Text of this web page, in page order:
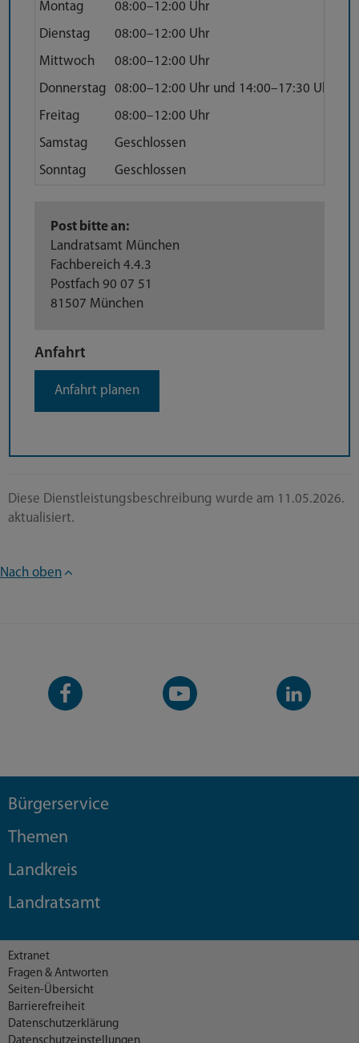
Montag
08:00–12:00 Uhr
Dienstag
08:00–12:00 Uhr
Mittwoch
08:00–12:00 Uhr
Donnerstag
08:00–12:00 Uhr und 14:00–17:30 Uhr
Freitag
08:00–12:00 Uhr
Samstag
Geschlossen
Sonntag
Geschlossen
Post bitte an:
Landratsamt München
Fachbereich 4.4.3
Postfach 90 07 51
81507 München
Anfahrt
Anfahrt planen
Diese Dienstleistungsbeschreibung wurde am 11.05.2026.
aktualisiert.
Nach oben
Facebook-
Seite
YouTube-
Kanal
LinkedIn-
Kanal
Bürgerservice
Themen
Landkreis
Landratsamt
Extranet
Fragen & Antworten
Seiten-Übersicht
Barrierefreiheit
Datenschutzerklärung